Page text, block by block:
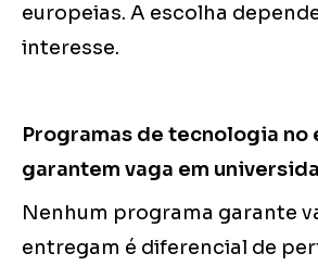
europeias. A escolha
interesse.
Programas de tecnologia no
garantem vaga em
Nenhum programa garante
entregam é diferencial de